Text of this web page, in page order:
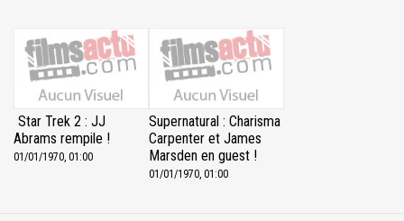
Star Trek 2 : JJ
Abrams rempile !
01/01/1970, 01:00
Supernatural : Charisma
Carpenter et James
Marsden en guest !
01/01/1970, 01:00